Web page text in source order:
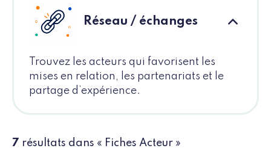
Réseau / échanges
Trouvez les acteurs qui favorisent les
mises en relation, les partenariats et le
partage d’expérience.
7 résultats dans « Fiches Acteur »